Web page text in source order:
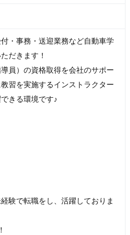
・事務・送迎業務など自動車学
だきます！
員）の資格取得を会社のサポー
習を実施するインストラクター
きる環境です♪
験で転職をし、活躍しておりま